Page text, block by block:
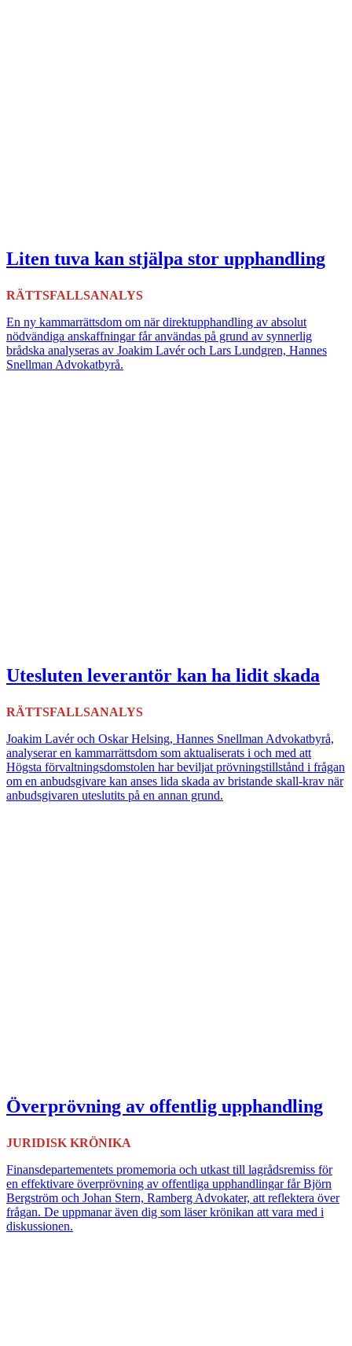
Liten tuva kan stjälpa stor upphandling
RÄTTSFALLSANALYS
En ny kammarrättsdom om när direktupphandling av absolut
nödvändiga anskaffningar får användas på grund av synnerlig
brådska analyseras av Joakim Lavér och Lars Lundgren, Hannes
Snellman Advokatbyrå.
Utesluten leverantör kan ha lidit skada
RÄTTSFALLSANALYS
Joakim Lavér och Oskar Helsing, Hannes Snellman Advokatbyrå,
analyserar en kammarrättsdom som aktualiserats i och med att
Högsta förvaltningsdomstolen har beviljat prövningstillstånd i frågan
om en anbudsgivare kan anses lida skada av bristande skall-krav när
anbudsgivaren uteslutits på en annan grund.
Överprövning av offentlig upphandling
JURIDISK KRÖNIKA
Finansdepartementets promemoria och utkast till lagrådsremiss för
en effektivare överprövning av offentliga upphandlingar får Björn
Bergström och Johan Stern, Ramberg Advokater, att reflektera över
frågan. De uppmanar även dig som läser krönikan att vara med i
diskussionen.